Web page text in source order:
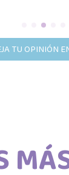
TU OPINIÓN